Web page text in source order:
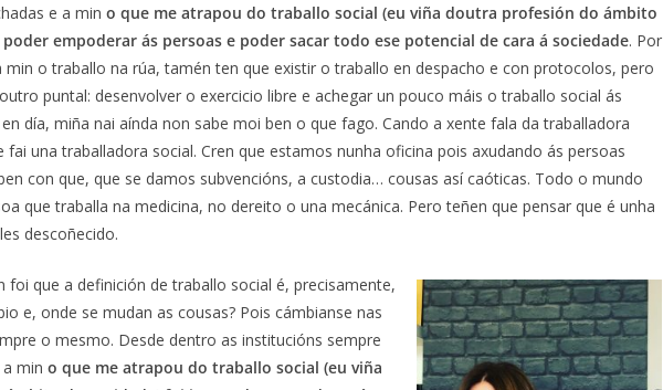
e a min o que me atrapou do traballo social (eu viña doutra profesión do ámbito
empoderar ás persoas e poder sacar todo ese potencial de cara á sociedade. Por
o traballo na rúa, tamén ten que existir o traballo en despacho e con protocolos, pero
puntal: desenvolver o exercicio libre e achegar un pouco máis o traballo social ás
día, miña nai aínda non sabe moi ben o que fago. Cando a xente fala da traballadora
fai una traballadora social. Cren que estamos nunha oficina pois axudando ás persoas
con que, que se damos subvencións, a custodia… cousas así caóticas. Todo o mundo
que traballa na medicina, no dereito o una mecánica. Pero teñen que pensar que é unha
descoñecido.
foi que a definición de traballo social é, precisamente,
e, onde se mudan as cousas? Pois cámbianse nas
o mesmo. Desde dentro as institucións sempre
min o que me atrapou do traballo social (eu viña